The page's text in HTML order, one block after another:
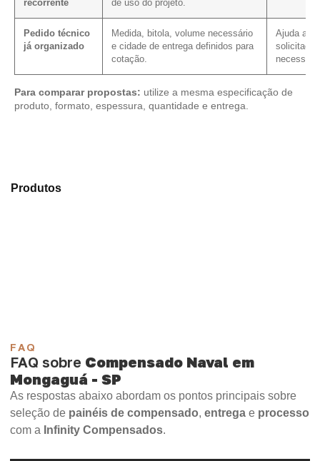
recorrente
de uso do projeto.
Pedido técnico
já organizado
Medida, bitola, volume necessário
e cidade de entrega definidos para
cotação.
Ajuda a
Para comparar propostas: utilize a mesma especificação de
produto, formato, espessura, quantidade e entrega.
Produtose selecione o material mais indicado para sua
FAQ
FAQ sobre Compensado Naval em
Mongaguá - SP
As respostas abaixo abordam os pontos principais sobre
seleção de painéis de compensado, entrega e processo
com a Infinity Compensados.